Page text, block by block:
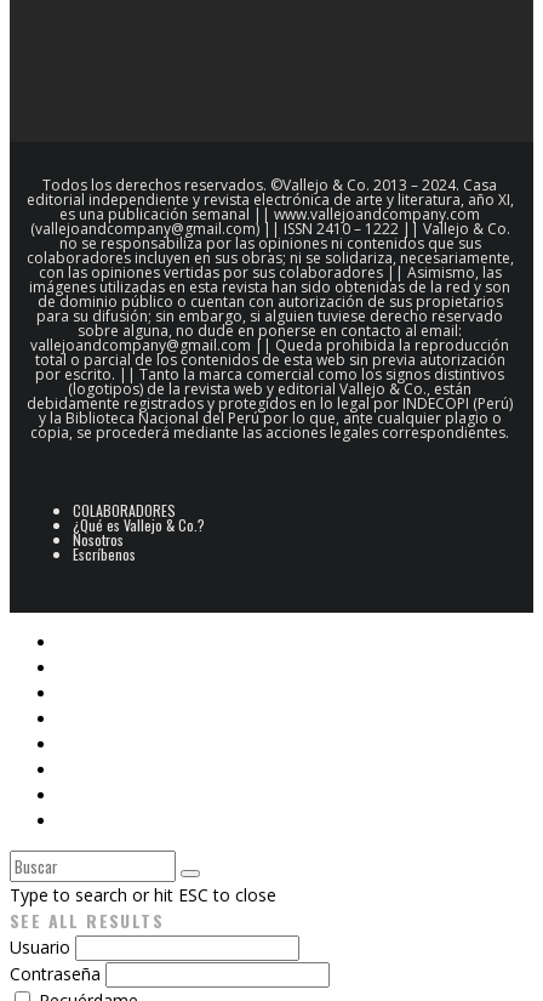
Todos los derechos reservados. ©Vallejo & Co. 2013 – 2024. Casa
editorial independiente y revista electrónica de arte y literatura, año XI,
es una publicación semanal || www.vallejoandcompany.com
(vallejoandcompany@gmail.com) || ISSN 2410 – 1222 || Vallejo & Co.
no se responsabiliza por las opiniones ni contenidos que sus
colaboradores incluyen en sus obras; ni se solidariza, necesariamente,
con las opiniones vertidas por sus colaboradores || Asimismo, las
imágenes utilizadas en esta revista han sido obtenidas de la red y son
de dominio público o cuentan con autorización de sus propietarios
para su difusión; sin embargo, si alguien tuviese derecho reservado
sobre alguna, no dude en ponerse en contacto al email:
vallejoandcompany@gmail.com || Queda prohibida la reproducción
total o parcial de los contenidos de esta web sin previa autorización
por escrito. || Tanto la marca comercial como los signos distintivos
(logotipos) de la revista web y editorial Vallejo & Co., están
debidamente registrados y protegidos en lo legal por INDECOPI (Perú)
y la Biblioteca Nacional del Perú por lo que, ante cualquier plagio o
copia, se procederá mediante las acciones legales correspondientes.
COLABORADORES
¿Qué es Vallejo & Co.?
Nosotros
Escríbenos
Type to search or hit ESC to close
SEE ALL RESULTS
Usuario
Contraseña